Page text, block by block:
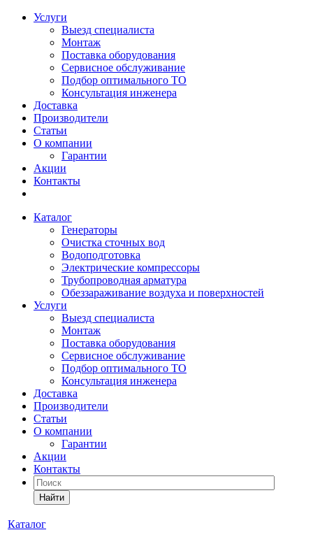
Услуги
Выезд специалиста
Монтаж
Поставка оборудования
Сервисное обслуживание
Подбор оптимального ТО
Консультация инженера
Доставка
Производители
Статьи
О компании
Гарантии
Акции
Контакты
Каталог
Генераторы
Очистка сточных вод
Водоподготовка
Электрические компрессоры
Трубопроводная арматура
Обеззараживание воздуха и поверхностей
Услуги
Выезд специалиста
Монтаж
Поставка оборудования
Сервисное обслуживание
Подбор оптимального ТО
Консультация инженера
Доставка
Производители
Статьи
О компании
Гарантии
Акции
Контакты
Найти
Каталог